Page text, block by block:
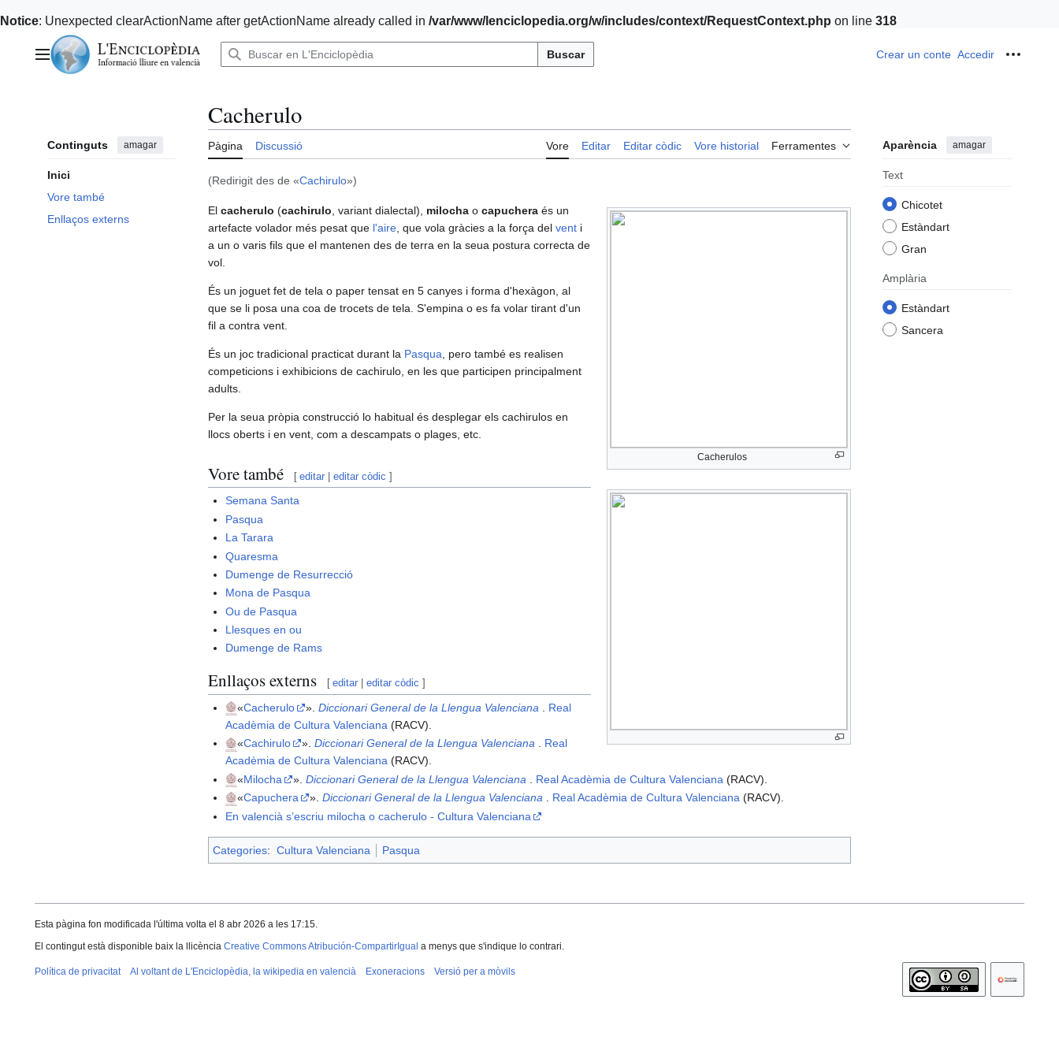
Notice: Unexpected clearActionName after getActionName already called in /var/www/lenciclopedia.org/w/includes/context/RequestContext.php on line 318
contingutMenú principal Buscar Crear un conte Accedir
Continguts amagar
Inici
Vore també
Enllaços externs
Cacherulo
Pàgina Discussió Vore Editar Editar còdic Vore historial Ferramentes Aparència amagar
Text
Chicotet
Estàndart
Gran
Amplària
Estàndart
Sancera
(Redirigit des de «Cachirulo»)
Cacherulos
El cacherulo (cachirulo , variant dialectal), milocha o capuchera és un
artefacte volador més pesat que l'aire , que vola gràcies a la força del vent i
a un o varis fils que el mantenen des de terra en la seua postura correcta de
vol.
És un joguet fet de tela o paper tensat en 5 canyes i forma d'hexàgon, al
que se li posa una coa de trocets de tela. S'empina o es fa volar tirant d'un
fil a contra vent.
És un joc tradicional practicat durant la Pasqua , pero també es realisen
competicions i exhibicions de cachirulo, en les que participen principalment
adults.
Per la seua pròpia construcció lo habitual és desplegar els cachirulos en
llocs oberts i en vent, com a descampats o plages, etc.
Vore també [ editar |editar còdic ]
Semana Santa
Pasqua
La Tarara
Quaresma
Dumenge de Resurrecció
Mona de Pasqua
Ou de Pasqua
Llesques en ou
Dumenge de Rams
Enllaços externs [ editar |editar còdic ]
«Cacherulo ».Diccionari General de la Llengua Valenciana
Real
Acadèmia de Cultura Valenciana (RACV).
«Cachirulo ».Diccionari General de la Llengua Valenciana . Real
Acadèmia de Cultura Valenciana (RACV).
«Milocha ».Diccionari General de la Llengua Valenciana Real Acadèmia de Cultura Valenciana (RACV).
«Capuchera ».Diccionari General de la Llengua Valenciana . Real Acadèmia de Cultura Valenciana (RACV).
En valencià s’escriu milocha o cacherulo - Cultura Valenciana
Categories: Cultura Valenciana Pasqua
Esta pàgina fon modificada l'última volta el 8 abr 2026 a les 17:15.
El contingut està disponible baix la llicència Creative Commons Atribución-CompartirIgual a menys que s'indique lo contrari.
Política de privacitat Al voltant de L'Enciclopèdia, la wikipedia en valencià Exoneracions Versió per a mòvils